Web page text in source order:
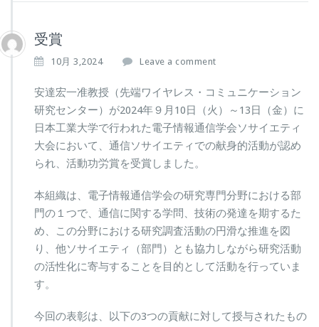
受賞
10月 3,2024 Leave a comment
安達宏一准教授（先端ワイヤレス・コミュニケーション
研究センター）が2024年９月10日（火）～13日（金）に
日本工業大学で行われた電子情報通信学会ソサイエティ
大会において、通信ソサイエティでの献身的活動が認め
られ、活動功労賞を受賞しました。
本組織は、電子情報通信学会の研究専門分野における部
門の１つで、通信に関する学問、技術の発達を期するた
め、この分野における研究調査活動の円滑な推進を図
り、他ソサイエティ（部門）とも協力しながら研究活動
の活性化に寄与することを目的として活動を行っていま
す。
今回の表彰は、以下の3つの貢献に対して授与されたもの